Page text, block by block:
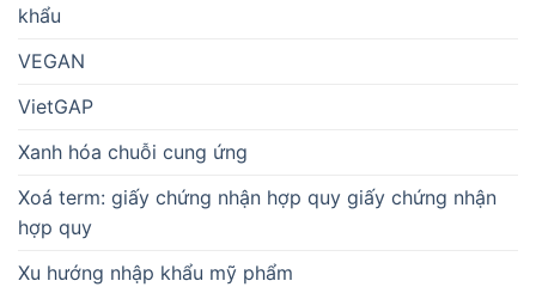
khẩu
VEGAN
VietGAP
Xanh hóa chuỗi cung ứng
Xoá term: giấy chứng nhận hợp quy giấy chứng nhận
hợp quy
Xu hướng nhập khẩu mỹ phẩm